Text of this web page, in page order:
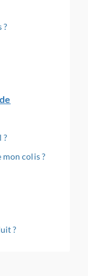
?
?
colis ?
?